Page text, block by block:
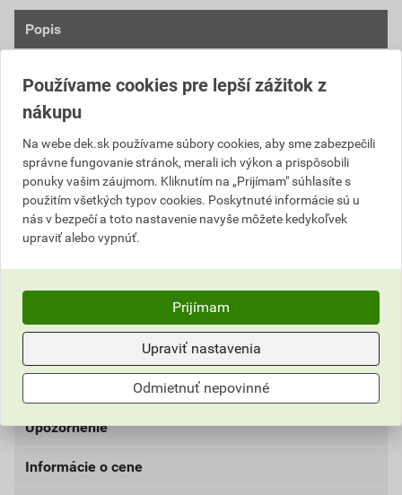
Popis
viazať soli. Tvorí podkladnú vrstvu pre sanačnú
omietku na veľmi vlhké a silno zasolené minerálne
povrchy v interiéri a v exteriéri. Použitiu by mala
predchádzať analýza podkladu. Podklad musí byť
pevný, nosný, bez pohyblivých súčastí a bez
znečistenia.
Charakteristika
účinné vysúšanie a naviazanie solí,
vynikajúca paropriepustnosť a vodeodolnosť,
na vytvorenie podkladu pre sanačný systém
weber.san presto.
Upozornenie
V prípade odberu tovaru na palete Vám môže byť
Informácie o cene
Používame cookies pre lepší zážitok z
nákupu
Na webe dek.sk používame súbory cookies, aby sme zabezpečili
správne fungovanie stránok, merali ich výkon a prispôsobili
ponuky vašim záujmom. Kliknutím na „Prijímam" súhlasíte s
použitím všetkých typov cookies. Poskytnuté informácie sú u
nás v bezpečí a toto nastavenie navyše môžete kedykoľvek
upraviť alebo vypnúť.
Prijímam
Upraviť nastavenia
Odmietnuť nepovinné